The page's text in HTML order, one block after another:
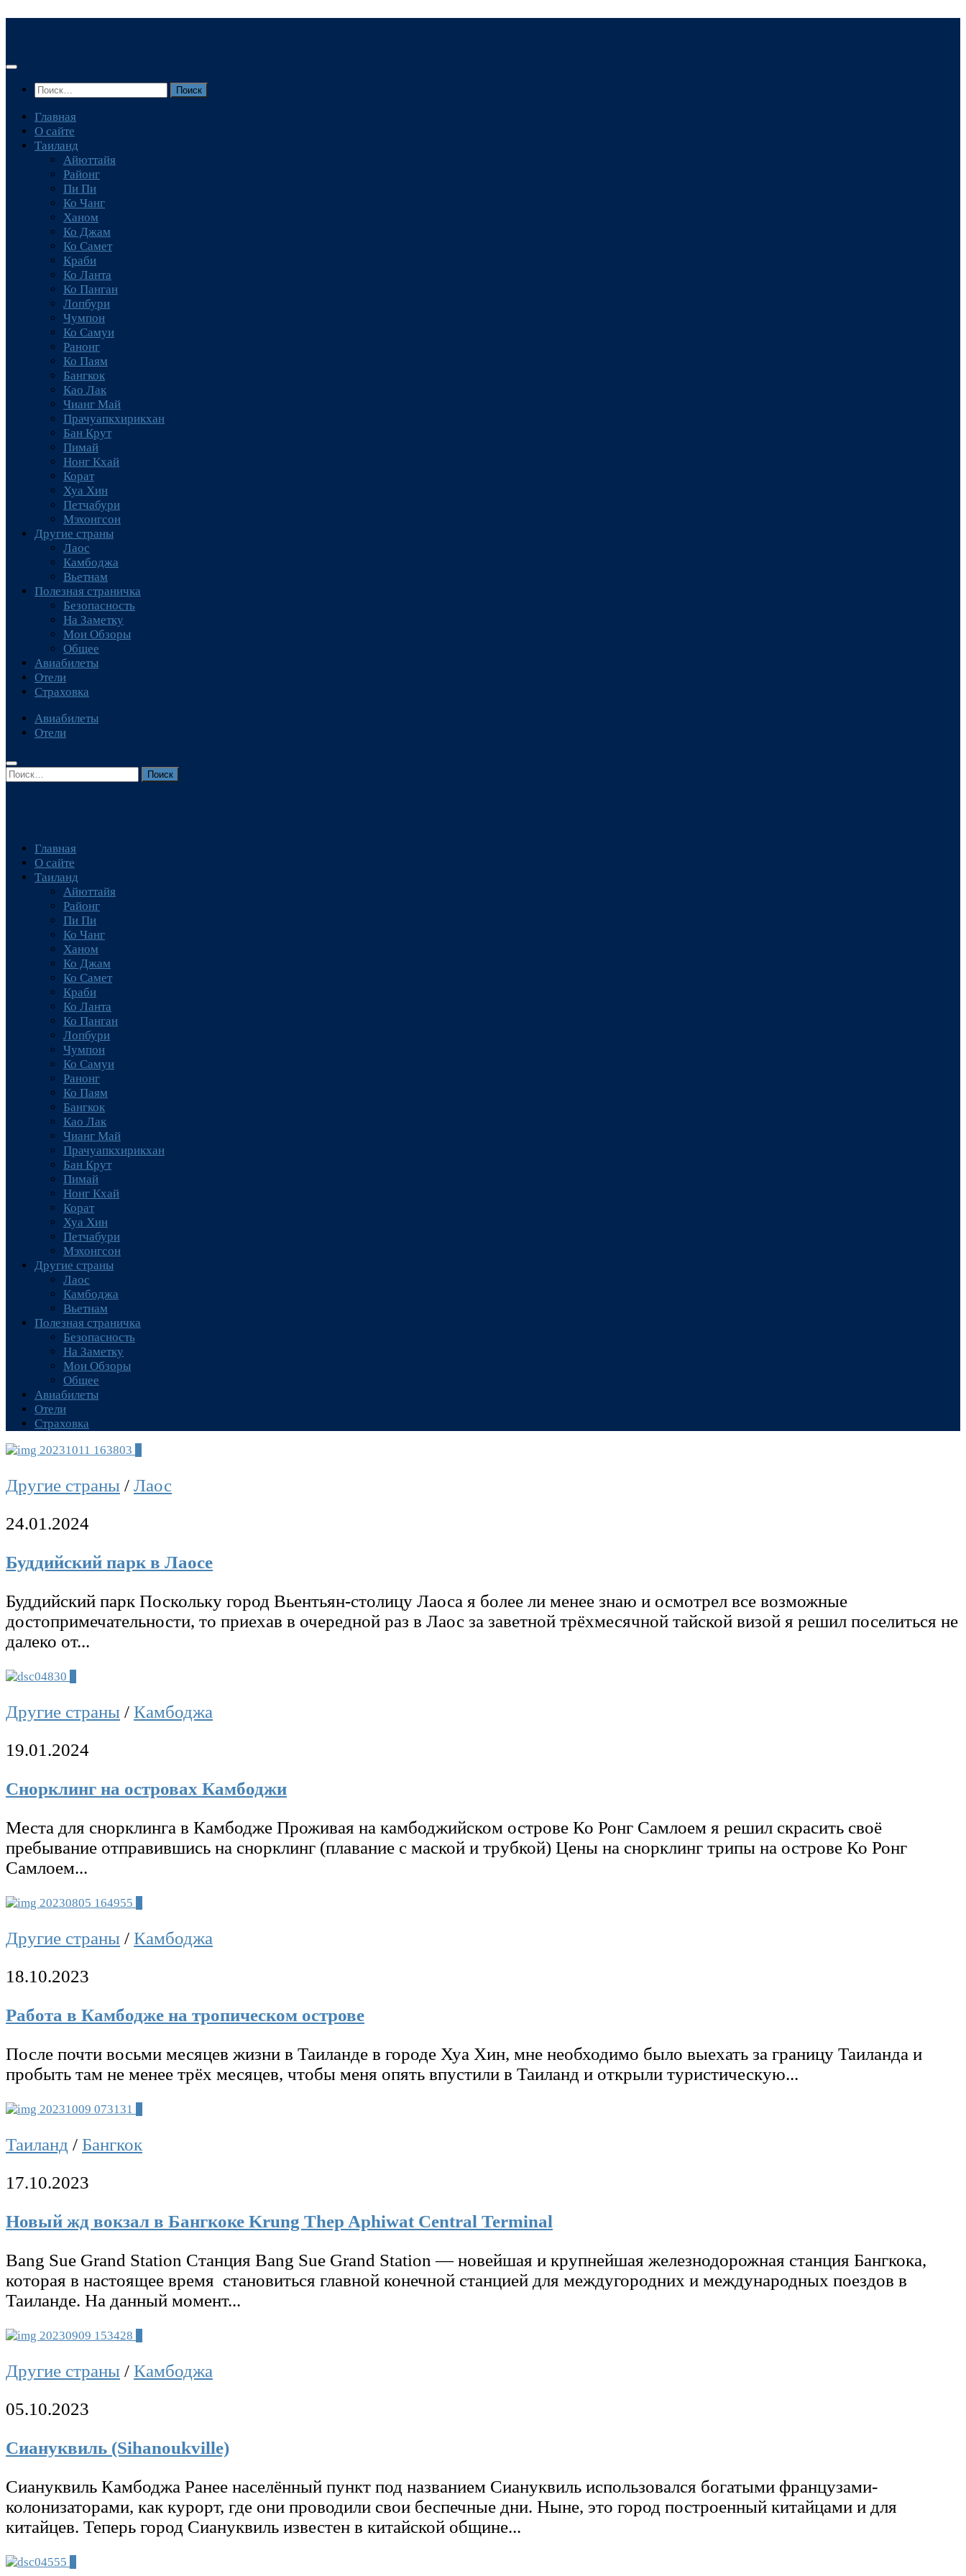
Найти:
Главная
О сайте
Таиланд
Айюттайя
Районг
Пи Пи
Ко Чанг
Ханом
Ко Джам
Ко Самет
Краби
Ко Ланта
Ко Панган
Лопбури
Чумпон
Ко Самуи
Ранонг
Ко Паям
Бангкок
Као Лак
Чианг Май
Прачуапкхирикхан
Бан Крут
Пимай
Нонг Кхай
Корат
Хуа Хин
Петчабури
Мэхонгсон
Другие страны
Лаос
Камбоджа
Вьетнам
Полезная страничка
Безопасность
На Заметку
Мои Обзоры
Общее
Авиабилеты
Отели
Страховка
Авиабилеты
Отели
Найти:
Главная
О сайте
Таиланд
Айюттайя
Районг
Пи Пи
Ко Чанг
Ханом
Ко Джам
Ко Самет
Краби
Ко Ланта
Ко Панган
Лопбури
Чумпон
Ко Самуи
Ранонг
Ко Паям
Бангкок
Као Лак
Чианг Май
Прачуапкхирикхан
Бан Крут
Пимай
Нонг Кхай
Корат
Хуа Хин
Петчабури
Мэхонгсон
Другие страны
Лаос
Камбоджа
Вьетнам
Полезная страничка
Безопасность
На Заметку
Мои Обзоры
Общее
Авиабилеты
Отели
Страховка
Другие страны / Лаос
24.01.2024
Буддийский парк в Лаосе
Буддийский парк Поскольку город Вьентьян-столицу Лаоса я более ли менее знаю и осмотрел все возможные
достопримечательности, то приехав в очередной раз в Лаос за заветной трёхмесячной тайской визой я решил поселиться не
далеко от...
Другие страны / Камбоджа
19.01.2024
Снорклинг на островах Камбоджи
Места для снорклинга в Камбодже Проживая на камбоджийском острове Ко Ронг Самлоем я решил скрасить своё
пребывание отправившись на снорклинг (плавание с маской и трубкой) Цены на снорклинг трипы на острове Ко Ронг
Самлоем...
Другие страны / Камбоджа
18.10.2023
Работа в Камбодже на тропическом острове
После почти восьми месяцев жизни в Таиланде в городе Хуа Хин, мне необходимо было выехать за границу Таиланда и
пробыть там не менее трёх месяцев, чтобы меня опять впустили в Таиланд и открыли туристическую...
Таиланд / Бангкок
17.10.2023
Новый жд вокзал в Бангкоке Krung Thep Aphiwat Central Terminal
Bang Sue Grand Station Станция Bang Sue Grand Station — новейшая и крупнейшая железнодорожная станция Бангкока,
которая в настоящее время становиться главной конечной станцией для междугородних и международных поездов в
Таиланде. На данный момент...
Другие страны / Камбоджа
05.10.2023
Сиануквиль (Sihanoukville)
Сиануквиль Камбоджа Ранее населённый пункт под названием Сиануквиль использовался богатыми французами-
колонизаторами, как курорт, где они проводили свои беспечные дни. Ныне, это город построенный китайцами и для
китайцев. Теперь город Сиануквиль известен в китайской общине...